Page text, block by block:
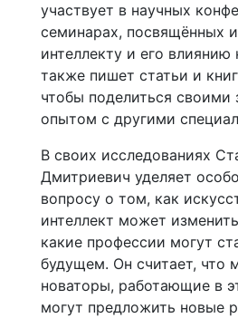
участвует в научных
семинарах, посвящённых
интеллекту и его
также пишет статьи и
чтобы поделиться своими
опытом с другими
В своих исследованиях
Дмитриевич уделяет
вопросу о том, как
интеллект может
какие профессии могут
будущем. Он считает, что
новаторы, работающие в
могут предложить новые